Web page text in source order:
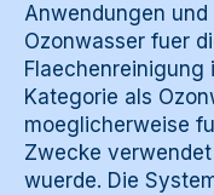
Anwendungen und
Ozonwasser fuer
Flaechenreinigung
Kategorie als
moeglicherweise
Zwecke
wuerde. Die